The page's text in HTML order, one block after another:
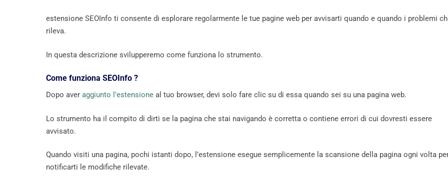
estensione SEOInfo ti consente di esplorare regolarmente le tue pagine web per avvisarti quando e quando i problemi
rileva.
In questa descrizione svilupperemo come funziona lo strumento.
Come funziona SEOInfo ?
Dopo aver aggiunto l’estensione al tuo browser, devi solo fare clic su di essa quando sei su una pagina web.
Lo strumento ha il compito di dirti se la pagina che stai navigando è corretta o contiene errori di cui dovresti essere
avvisato.
Quando visiti una pagina, pochi istanti dopo, l’estensione esegue semplicemente la scansione della pagina ogni volta
notificarti le modifiche rilevate.